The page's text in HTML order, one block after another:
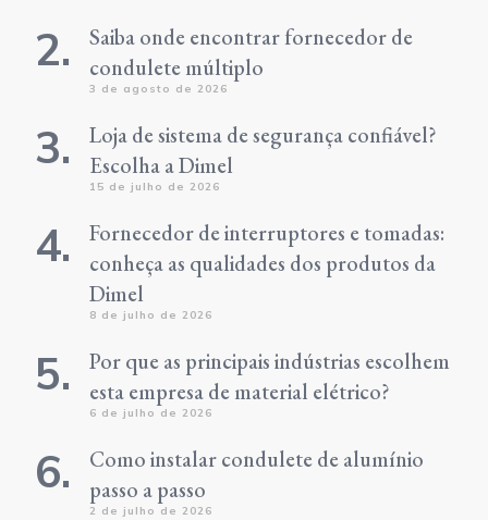
Saiba onde encontrar fornecedor de
condulete múltiplo
3 de agosto de 2026
Loja de sistema de segurança confiável?
Escolha a Dimel
15 de julho de 2026
Fornecedor de interruptores e tomadas:
conheça as qualidades dos produtos da
Dimel
8 de julho de 2026
Por que as principais indústrias escolhem
esta empresa de material elétrico?
6 de julho de 2026
Como instalar condulete de alumínio
passo a passo
2 de julho de 2026